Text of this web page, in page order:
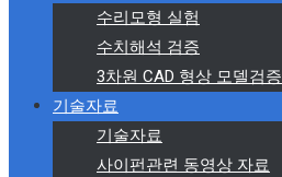
수리모형 실험
수치해석 검증
3차원 CAD 형상 모델검증
기술자료
기술자료
사이펀관련 동영상 자료